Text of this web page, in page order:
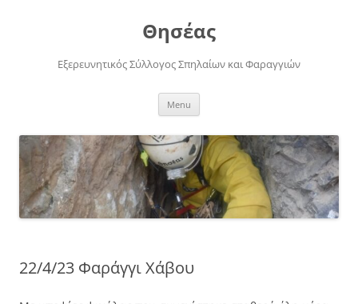
Θησέας
Εξερευνητικός Σύλλογος Σπηλαίων και Φαραγγιών
Menu
22/4/23 Φαράγγι Χάβου